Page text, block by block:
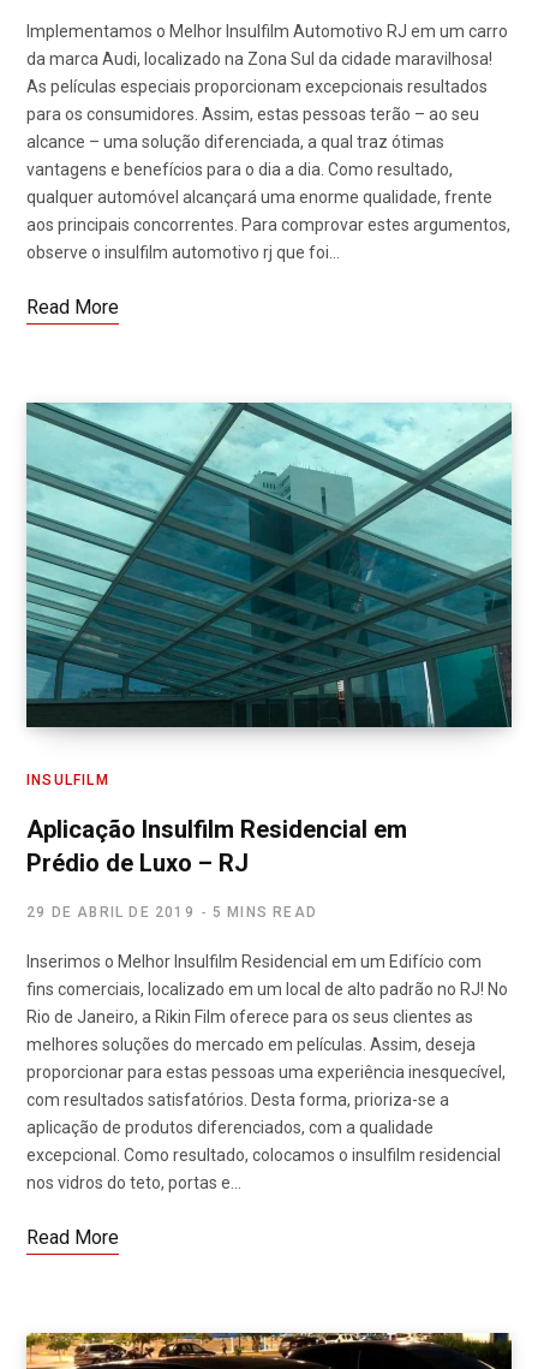
Implementamos o Melhor Insulfilm Automotivo RJ em um carro
da marca Audi, localizado na Zona Sul da cidade maravilhosa!
As películas especiais proporcionam excepcionais resultados
para os consumidores. Assim, estas pessoas terão – ao seu
alcance – uma solução diferenciada, a qual traz ótimas
vantagens e benefícios para o dia a dia. Como resultado,
qualquer automóvel alcançará uma enorme qualidade, frente
aos principais concorrentes. Para comprovar estes argumentos,
observe o insulfilm automotivo rj que foi…
Read More
INSULFILM
Aplicação Insulfilm Residencial em
Prédio de Luxo – RJ
29 DE ABRIL DE 2019 5 MINS READ
Inserimos o Melhor Insulfilm Residencial em um Edifício com
fins comerciais, localizado em um local de alto padrão no RJ! No
Rio de Janeiro, a Rikin Film oferece para os seus clientes as
melhores soluções do mercado em películas. Assim, deseja
proporcionar para estas pessoas uma experiência inesquecível,
com resultados satisfatórios. Desta forma, prioriza-se a
aplicação de produtos diferenciados, com a qualidade
excepcional. Como resultado, colocamos o insulfilm residencial
nos vidros do teto, portas e…
Read More